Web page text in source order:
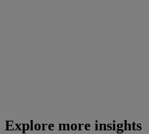
Explore more insights